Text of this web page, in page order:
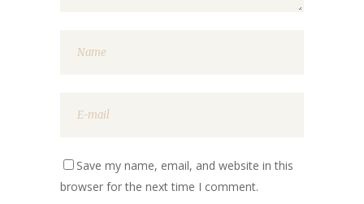
Save my name, email, and website in this
browser for the next time I comment.